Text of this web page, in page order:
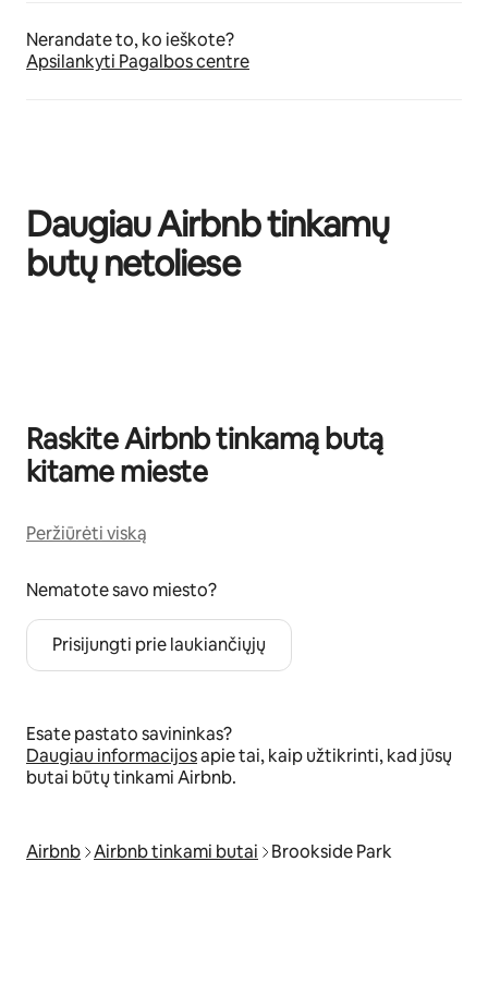
Nerandate to, ko ieškote?
Apsilankyti Pagalbos centre
Daugiau Airbnb tinkamų
butų netoliese
Raskite Airbnb tinkamą butą
kitame mieste
Peržiūrėti viską
Nematote savo miesto?
Prisijungti prie laukiančiųjų
Esate pastato savininkas?
Daugiau informacijosapie tai, kaip užtikrinti, kad jūsų
butai būtų tinkami Airbnb.
Airbnb Airbnb tinkami butai Brookside Park